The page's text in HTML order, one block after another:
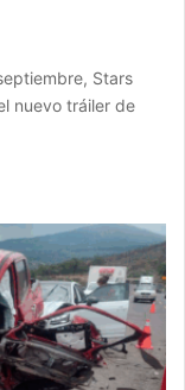
Stars
nuevo tráiler de